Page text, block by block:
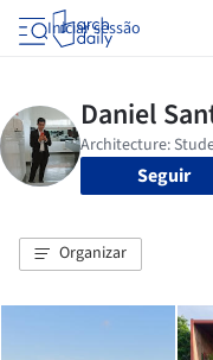
Iniciar sessão
Seguir
Organizar